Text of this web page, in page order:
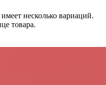
несколько вариаций.
товара.